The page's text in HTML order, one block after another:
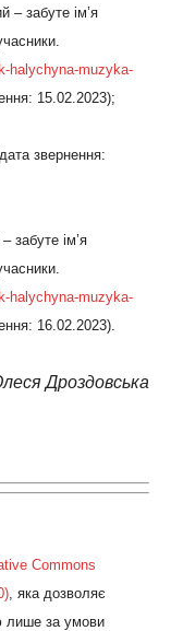
– забуте ім’я
halychyna-muzyka-
15.02.2023);
звернення:
забуте ім’я
halychyna-muzyka-
16.02.2023).
Дроздовська
Commons
, яка дозволяє
лише за умови